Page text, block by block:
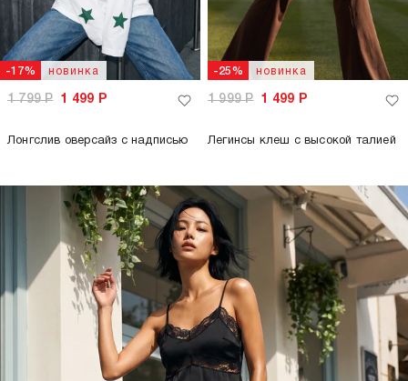
-17% новинка
1 799Р 1 499 Р
Лонгслив оверсайз с надписью
-25% новинка
1 999Р 1 499 Р
Легинсы клеш с высокой талией